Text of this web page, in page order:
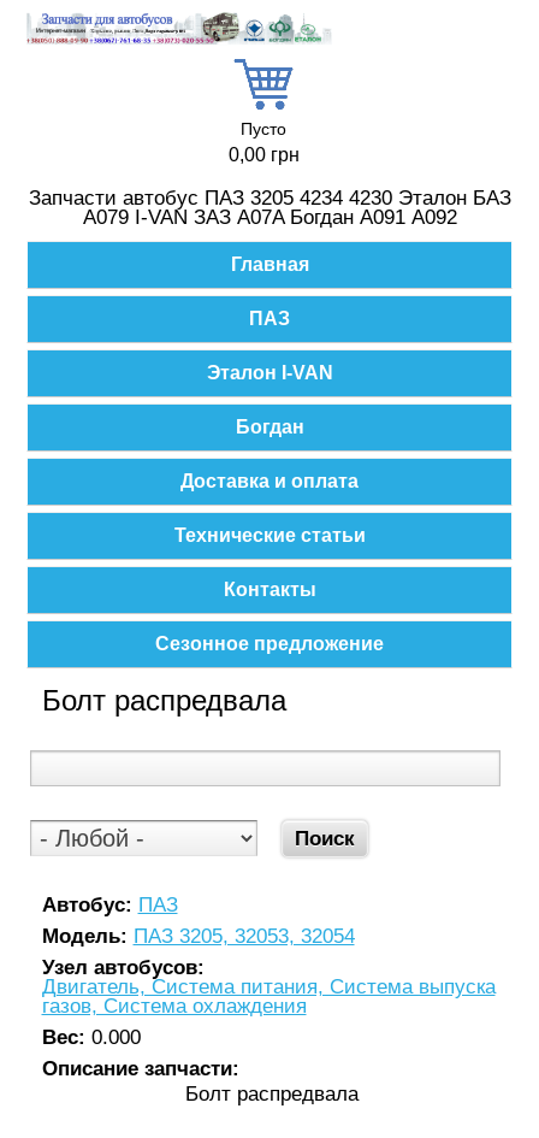
Пусто
0,00 грн
Запчасти автобус ПАЗ 3205 4234 4230 Эталон БАЗ
А079 I-VAN ЗАЗ A07A Богдан А091 А092
Главная
ПАЗ
Эталон I-VAN
Богдан
Доставка и оплата
Технические статьи
Контакты
Сезонное предложение
Болт распредвала
Автобус: ПАЗ
Модель: ПАЗ 3205, 32053, 32054
Узел автобусов:
Двигатель, Система питания, Система выпуска
газов, Система охлаждения
Вес: 0.000
Описание запчасти:
Болт распредвала